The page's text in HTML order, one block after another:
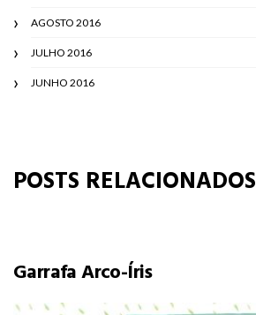
AGOSTO 2016
JULHO 2016
JUNHO 2016
POSTS RELACIONADOS
Garrafa Arco-Íris